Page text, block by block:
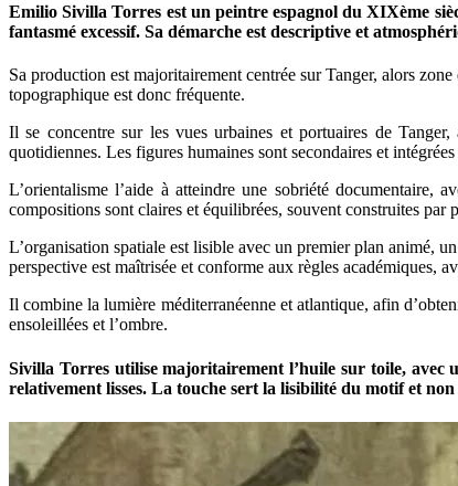
Emilio Sivilla Torres est un peintre espagnol du XIXème
fantasmé excessif. Sa démarche est descriptive et
Sa production est majoritairement centrée sur Tanger, alors
topographique est donc fréquente.
Il se concentre sur les vues urbaines et portuaires de
quotidiennes. Les figures humaines sont secondaires et intégrées
L’orientalisme l’aide à atteindre une sobriété documentaire,
compositions sont claires et équilibrées, souvent construites par
L’organisation spatiale est lisible avec un premier plan animé,
perspective est maîtrisée et conforme aux règles académiques,
Il combine la lumière méditerranéenne et atlantique, afin
ensoleillées et l’ombre.
Sivilla Torres utilise majoritairement l’huile sur toile, avec
relativement lisses. La touche sert la lisibilité du motif et non